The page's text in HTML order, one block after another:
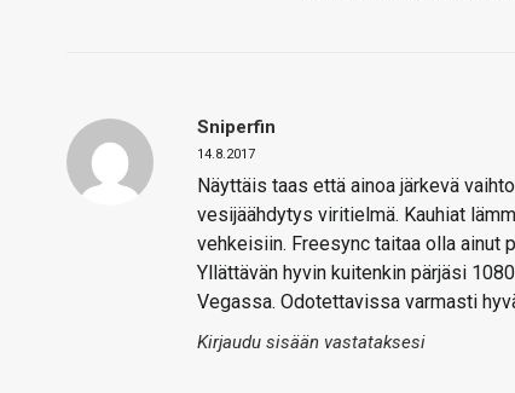
Sniperfin
14.8.2017
Näyttäis taas että ainoa järkevä
vesijäähdytys viritielmä. Kauhiat
vehkeisiin. Freesync taitaa olla ainut
Yllättävän hyvin kuitenkin pärjäsi
Vegassa. Odotettavissa varmasti
Kirjaudu sisään vastataksesi